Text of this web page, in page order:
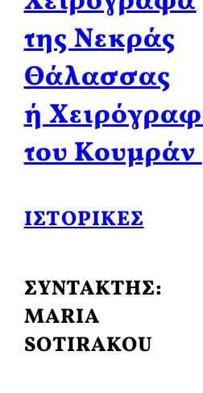
της Νεκράς
Θάλασσας
ή
του Κουμράν
ΙΣΤΟΡΙΚΈΣ
ΣΥΝΤΑΚΤΗΣ:
MARIA
SOTIRAKOU